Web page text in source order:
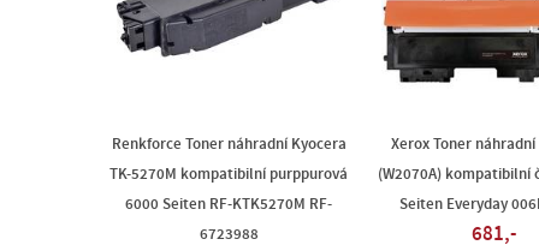
Renkforce Toner náhradní Kyocera
TK-5270M kompatibilní purppurová
6000 Seiten RF-KTK5270M RF-
6723988
Xerox Toner náhradní
(W2070A) kompatibilní
Seiten Everyday
681,-